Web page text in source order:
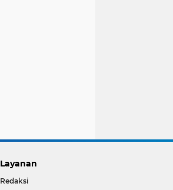
Layanan
Redaksi